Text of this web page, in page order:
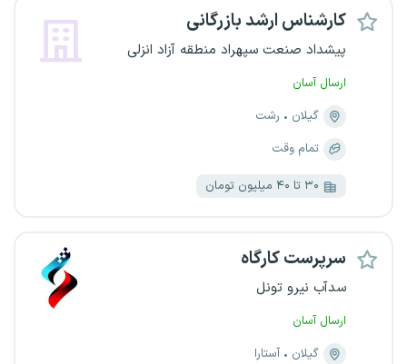
کارشناس ارشد بازرگانی
پیشداد صنعت سپهراد منطقه آزاد انزلی
ارسال آسان
گیلان
رشت
تمام وقت
۳۰ تا ۴۰ میلیون تومان
سرپرست کارگاه
سدآب نیرو تونل
ارسال آسان
گیلان
آستارا